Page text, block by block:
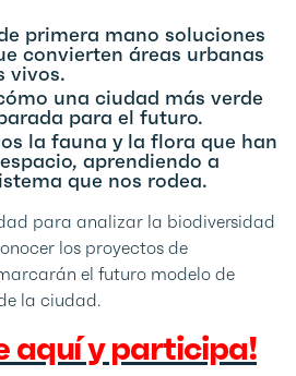
primera mano soluciones
convierten áreas urbanas
vivos.
una ciudad más verde
para el futuro.
la fauna y la flora que han
aprendiendo a
que nos rodea.
para analizar la biodiversidad
los proyectos de
el futuro modelo de
la ciudad.
aquí y participa!